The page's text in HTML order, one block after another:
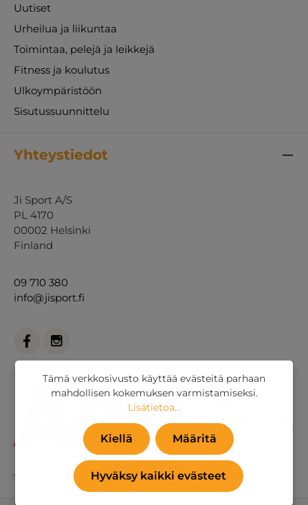
Uutiset
Urheilua ja liikuntaa
Toimintaa, pelejä ja leikkejä
Fitness ja koulutus
Ulkoympäristöön
Sisutussuunnittelu
Yhteystiedot
Ji Sport A/S
PL 4170
00002 Helsinki
Finland
09 710 380
info@jisport.fi
Tai yhteydenottolomakkeella.
Tämä verkkosivusto käyttää evästeitä parhaan
mahdollisen kokemuksen varmistamiseksi.
Lisätietoa...
Kiellä Määritä
Hyväksy kaikki evästeet